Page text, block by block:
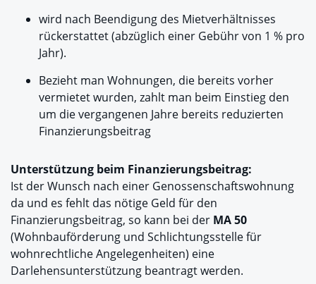
wird nach Beendigung des Mietverhältnisses
rückerstattet (abzüglich einer Gebühr von 1 % pro
Jahr).
Bezieht man Wohnungen, die bereits vorher
vermietet wurden, zahlt man beim Einstieg den
um die vergangenen Jahre bereits reduzierten
Finanzierungsbeitrag
Unterstützung beim Finanzierungsbeitrag:
Ist der Wunsch nach einer Genossenschaftswohnung
da und es fehlt das nötige Geld für den
Finanzierungsbeitrag, so kann bei der MA 50
(Wohnbauförderung und Schlichtungsstelle für
wohnrechtliche Angelegenheiten) eine
Darlehensunterstützung beantragt werden.